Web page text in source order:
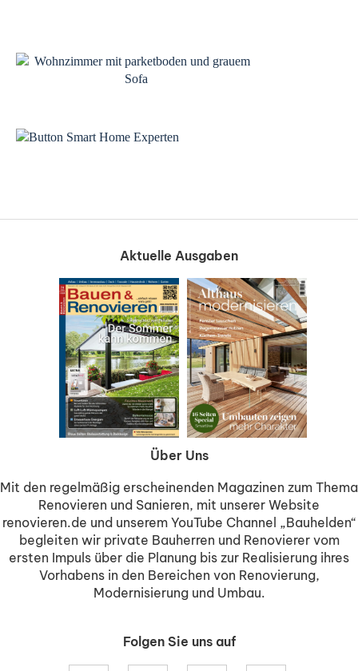
Aktuelle Ausgaben
Über Uns
Mit den regelmäßig erscheinenden Magazinen zum Thema
Renovieren und Sanieren, mit unserer Website
renovieren.de und unserem YouTube Channel „Bauhelden“
begleiten wir private Bauherren und Renovierer vom
ersten Impuls über die Planung bis zur Realisierung ihres
Vorhabens in den Bereichen von Renovierung,
Modernisierung und Umbau.
Folgen Sie uns auf